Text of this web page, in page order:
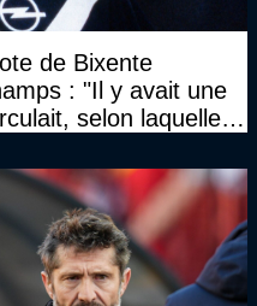
de Bixente
: "Il y avait une
selon laquelle il